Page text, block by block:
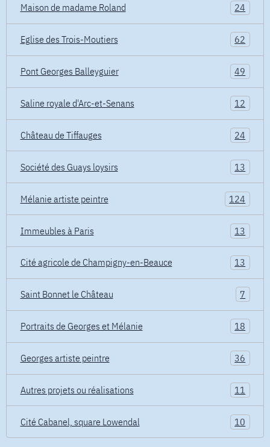
Maison de madame Roland 24
Eglise des Trois-Moutiers 62
Pont Georges Balleyguier 49
Saline royale d'Arc-et-Senans 12
Château de Tiffauges 24
Société des Guays loysirs 13
Mélanie artiste peintre 124
Immeubles à Paris 13
Cité agricole de Champigny-en-Beauce 13
Saint Bonnet le Château 7
Portraits de Georges et Mélanie 18
Georges artiste peintre 36
Autres projets ou réalisations 11
Cité Cabanel, square Lowendal 10